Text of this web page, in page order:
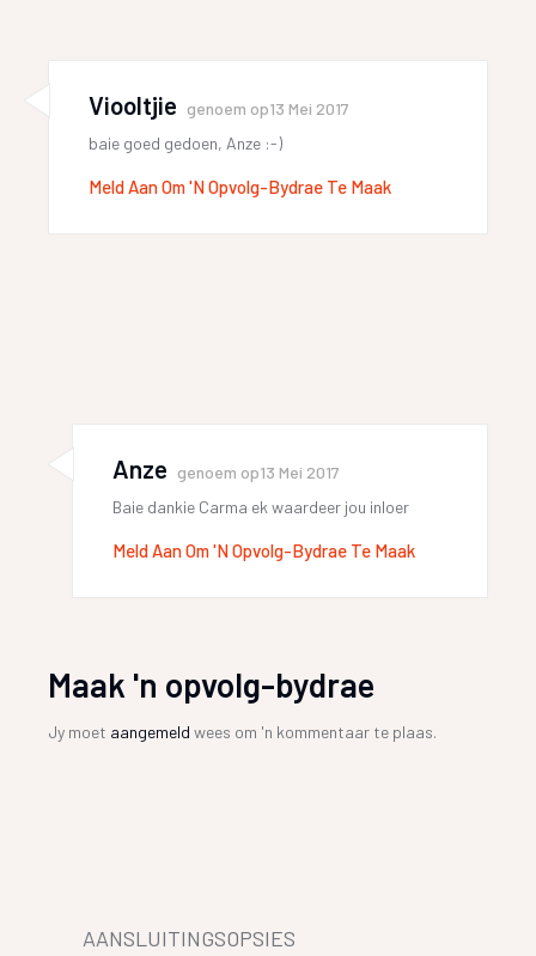
Viooltjie genoem op13 Mei 2017
baie goed gedoen, Anze :-)
Meld Aan Om 'n Opvolg-Bydrae Te Maak
Anze genoem op13 Mei 2017
Baie dankie Carma ek waardeer jou inloer
Meld Aan Om 'n Opvolg-Bydrae Te Maak
Maak 'n opvolg-bydrae
Jy moet aangemeld wees om 'n kommentaar te plaas.
AANSLUITINGSOPSIES